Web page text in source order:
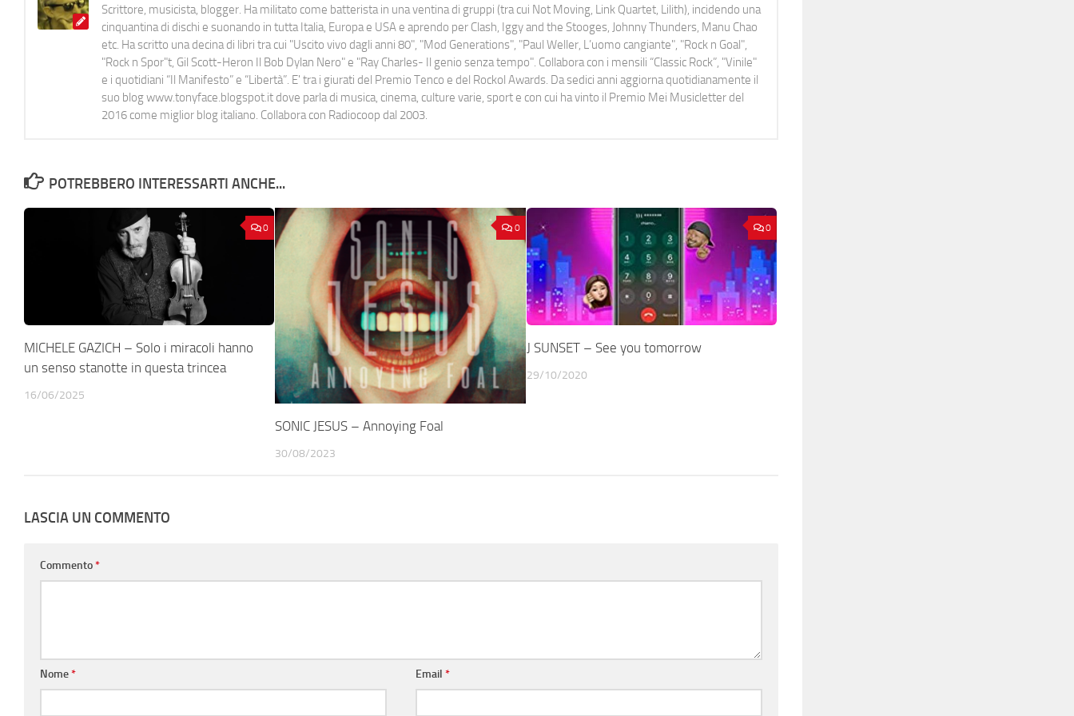
Scrittore, musicista, blogger. Ha militato come batterista in una ventina di gruppi (tra cui Not Moving, Link Quartet, Lilith), incidendo una
cinquantina di dischi e suonando in tutta Italia, Europa e USA e aprendo per Clash, Iggy and the Stooges, Johnny Thunders, Manu Chao
etc. Ha scritto una decina di libri tra cui "Uscito vivo dagli anni 80", "Mod Generations", "Paul Weller, L’uomo cangiante", "Rock n Goal",
"Rock n Spor"t, Gil Scott-Heron Il Bob Dylan Nero" e "Ray Charles- Il genio senza tempo". Collabora con i mensili “Classic Rock”, "Vinile"
e i quotidiani “Il Manifesto” e “Libertà”. E' tra i giurati del Premio Tenco e del Rockol Awards. Da sedici anni aggiorna quotidianamente il
suo blog www.tonyface.blogspot.it dove parla di musica, cinema, culture varie, sport e con cui ha vinto il Premio Mei Musicletter del
2016 come miglior blog italiano. Collabora con Radiocoop dal 2003.
POTREBBERO INTERESSARTI ANCHE...
0
MICHELE GAZICH – Solo i miracoli hanno
un senso stanotte in questa trincea
16/06/2025
0
SONIC JESUS – Annoying Foal
30/08/2023
0
J SUNSET – See you tomorrow
29/10/2020
LASCIA UN COMMENTO
Commento*
Nome* Email*